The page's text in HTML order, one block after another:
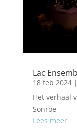
Lac
18 feb 2024|
Het verhaal
Sonroe
Lees meer